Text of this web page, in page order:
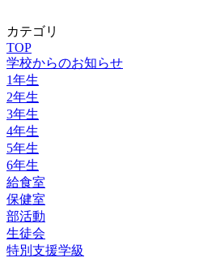
カテゴリ
TOP
学校からのお知らせ
1年生
2年生
3年生
4年生
5年生
6年生
給食室
保健室
部活動
生徒会
特別支援学級